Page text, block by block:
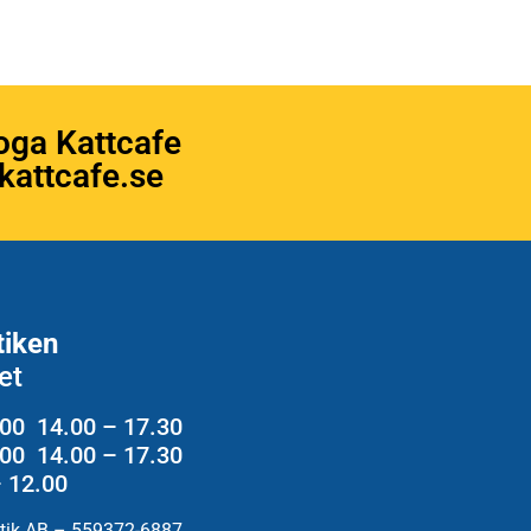
Kattcafe
14.00 – 17.30
14.00 – 17.30
12.00